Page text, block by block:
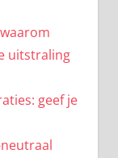
uitstraling
geef je